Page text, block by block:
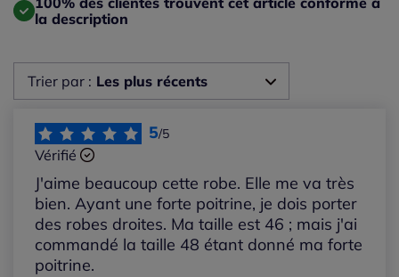
la description
Trier par : Les plus récents
Les plus récents
Les plus anciens
Notes les plus élevées
Notes les plus basses
5/5
Vérifié
J'aime beaucoup cette robe. Elle me va très
bien. Ayant une forte poitrine, je dois porter
des robes droites. Ma taille est 46 ; mais j'ai
commandé la taille 48 étant donné ma forte
poitrine.